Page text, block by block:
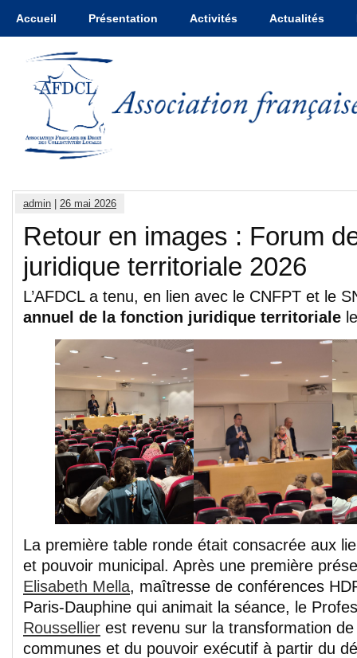
Accueil Présentation Activités Actualités
admin 26 mai 2026
Retour en images : Forum
juridique territoriale 2026
L’AFDCL a tenu, en lien avec le CNFPT et le
annuel de la fonction juridique territoriale
La première table ronde était consacrée aux
et pouvoir municipal. Après une première
Elisabeth Mella, maîtresse de conférences
Paris-Dauphine qui animait la séance, le
Roussellier est revenu sur la transformation de
communes et du pouvoir exécutif à partir du